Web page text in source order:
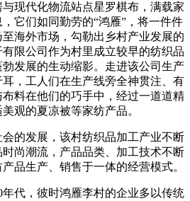
现代化物流站点星罗棋布，满载家
它们如同勤劳的“鸿雁”，将一件件
海外市场，勾勒出乡村产业发展的
限公司作为村里成立较早的纺织品
发展的生动缩影。走进该公司生产
，工人们在生产线旁全神贯注、有
料在他们的巧手中，经过一道道精
观的夏凉被等家纺产品。
的发展，该村纺织品加工产业不断
尚潮流，产品品类、加工技术不断
品生产、销售于一体的经营模式。
年代，彼时鸿雁李村的企业多以传统